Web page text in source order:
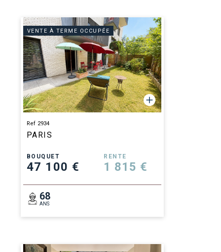
VENTE À TERME OCCUPÉE
Ref 2934
PARIS
BOUQUET
47 100 €
RENTE
1 815 €
68
ANS